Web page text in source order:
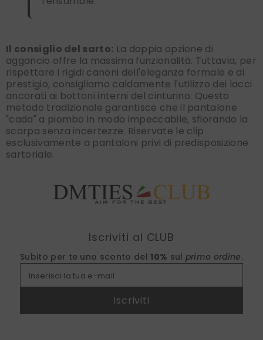
Il consiglio del sarto: La doppia opzione di
aggancio offre la massima funzionalità. Tuttavia, per
rispettare i rigidi canoni dell'eleganza formale e di
prestigio, consigliamo caldamente l'utilizzo dei lacci
ancorati ai bottoni interni del cinturino. Questo
metodo tradizionale garantisce che il pantalone
"cada" a piombo in modo impeccabile, sfiorando la
scarpa senza incertezze. Riservate le clip
esclusivamente a pantaloni privi di predisposizione
sartoriale.
Iscriviti al CLUB
Subito per te uno sconto del 10% sul primo ordine.
Inserisci la tua e-mail
Iscriviti